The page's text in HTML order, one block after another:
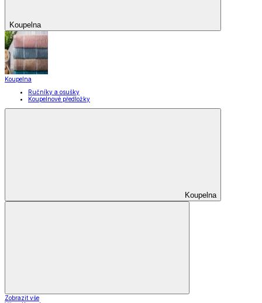
Koupelna
Koupelna
Ručníky a osušky
Koupelnové předložky
Koupelna
Zobrazit vše